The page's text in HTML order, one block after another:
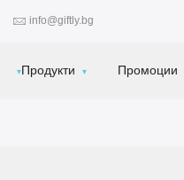
info@giftly.bg
Продукти Промоции